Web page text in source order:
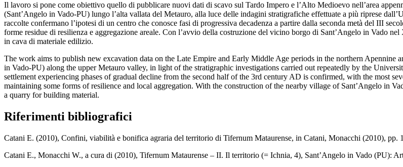
Il lavoro si pone come obiettivo quello di pubblicare nuovi dati di scavo sul Tardo Impero e l’Alto Medioevo nell’area
(Sant’Angelo in Vado-PU) lungo l’alta vallata del Metauro, alla luce delle indagini stratigrafiche effettuate a più riprese
raccolte confermano l’ipotesi di un centro che conosce fasi di progressiva decadenza a partire dalla seconda metà del III
forme residue di resilienza e aggregazione areale. Con l’avvio della costruzione del vicino borgo di Sant’Angelo in Vado
in cava di materiale edilizio.
The work aims to publish new excavation data on the Late Empire and Early Middle Age periods in the northern Apennine
in Vado-PU) along the upper Metauro valley, in light of the stratigraphic investigations carried out repeatedly by the
settlement experiencing phases of gradual decline from the second half of the 3rd century AD is confirmed, with the most
maintaining some forms of resilience and local aggregation. With the construction of the nearby village of Sant’Angelo in
a quarry for building material.
Riferimenti bibliografici
Catani E. (2010), Confini, viabilità e bonifica agraria del territorio di Tifernum Mataurense, in Catani, Monacchi (2010), pp.
Catani E., Monacchi W., a cura di (2010), Tifernum Mataurense – II. Il territorio (= Ichnia, 4), Sant’Angelo in Vado (PU):